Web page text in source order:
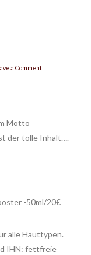
a Comment
Motto
der tolle Inhalt….
-50ml/20€
alle Hauttypen.
IHN: fettfreie